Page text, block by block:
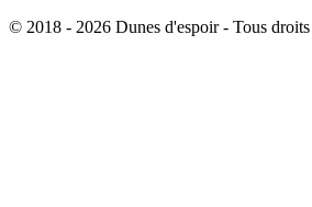
© 2018 - 2026 Dunes d'espoir - Tous droits